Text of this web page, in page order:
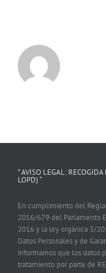
” AVISO LEGAL:
LOPD) “
En cumplimiento del
2016/679 del Parlamento
2016 y la ley orgánica 3/
Datos Personales y de
informamos que los datos
tratamiento por parte de